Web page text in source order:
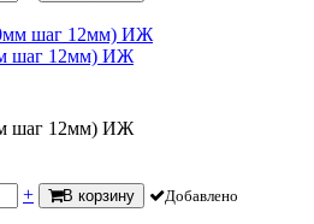
шаг 12мм) ИЖ
шаг 12мм) ИЖ
+ В корзину Добавлено